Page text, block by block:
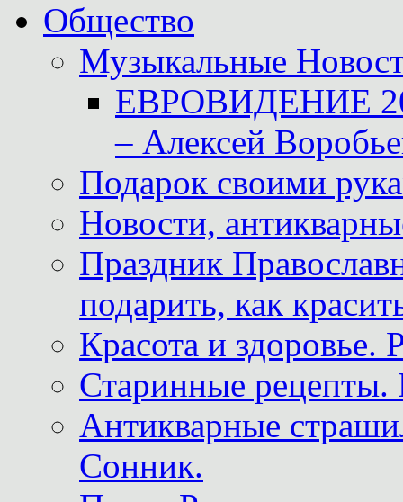
Общество
Музыкальные
ЕВРОВИДЕНИЕ
– Алексей
Подарок своими
Новости,
Праздник
подарить, как
Красота и здоровье.
Старинные рецепты.
Антикварные
Сонник.